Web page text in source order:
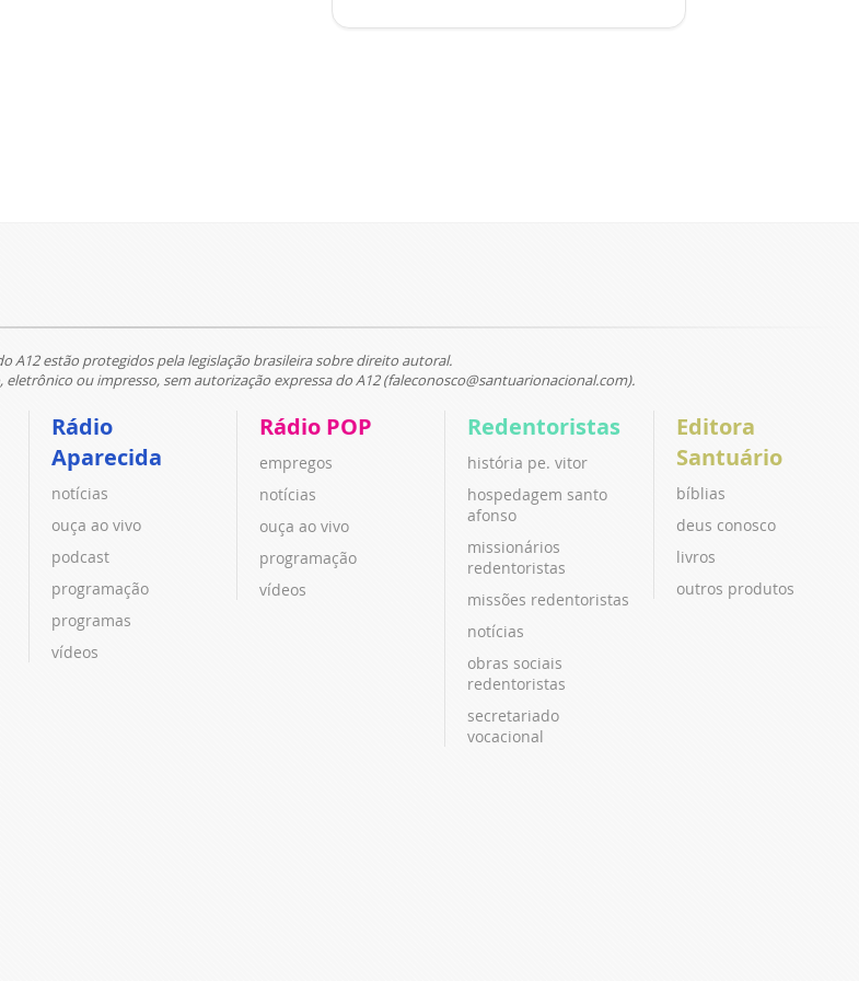
A12 estão protegidos pela legislação brasileira sobre direito autoral.
ou impresso, sem autorização expressa do A12 (faleconosco@santuarionacional.com).
Rádio
Aparecida
notícias
ouça ao vivo
podcast
programação
programas
vídeos
Rádio POP
empregos
notícias
ouça ao vivo
programação
vídeos
Redentoristas
história pe. vitor
hospedagem santo
afonso
missionários
redentoristas
missões redentoristas
notícias
obras sociais
redentoristas
secretariado
vocacional
Editora
Santuário
bíblias
deus conosco
livros
outros produtos